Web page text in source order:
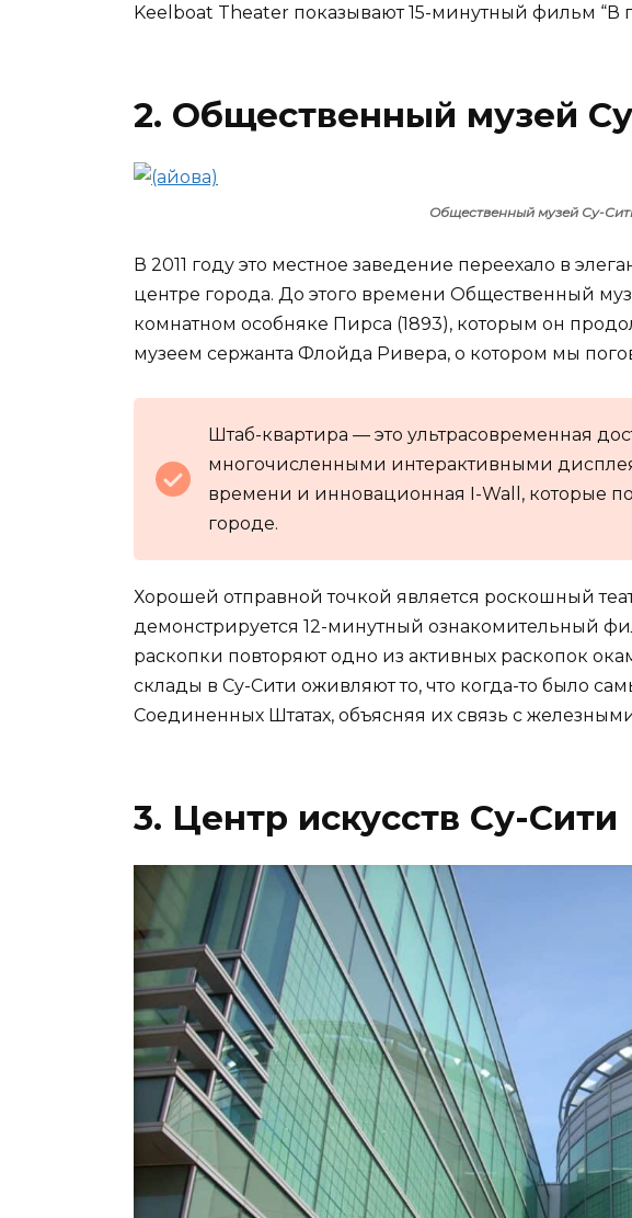
Keelboat Theater показывают 15-минутный фильм “В
2. Общественный музей
Общественный музей Су-
В 2011 году это местное заведение переехало в
центре города. До этого времени Общественный
комнатном особняке Пирса (1893), которым он
музеем сержанта Флойда Ривера, о котором мы
Штаб-квартира — это ультрасовременная
многочисленными интерактивными
времени и инновационная I-Wall, которые
городе.
Хорошей отправной точкой является роскошный
демонстрируется 12-минутный ознакомительный
раскопки повторяют одно из активных раскопок
склады в Су-Сити оживляют то, что когда-то было
Соединенных Штатах, объясняя их связь с
3. Центр искусств Су-Сити